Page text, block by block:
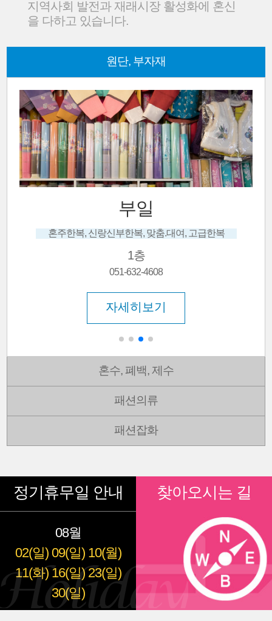
지역사회 발전과 재래시장 활성화에 혼신
을 다하고 있습니다.
원단, 부자재
부일
혼주한복, 신랑신부한복, 맞춤.대여, 고급한복
1층
051-632-4608
자세히보기
혼수, 폐백, 제수
패션의류
패션잡화
정기휴무일 안내
08월
02(일) 09(일) 10(월)
11(화) 16(일) 23(일)
30(일)
찾아오시는 길